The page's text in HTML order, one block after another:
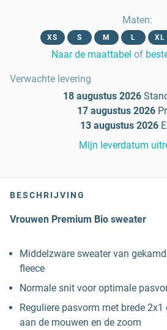
Maten:
XS S M L XL
Naar de maattabel of
Verwachte levering
18 augustus 2026
17 augustus 2026
13 augustus 2026
Mijn leverdatum
BESCHRIJVING
Vrouwen Premium Bio sweater
Middelzware sweater van
fleece
Normale snit voor optimale
Reguliere pasvorm met brede
aan de mouwen en de zoom